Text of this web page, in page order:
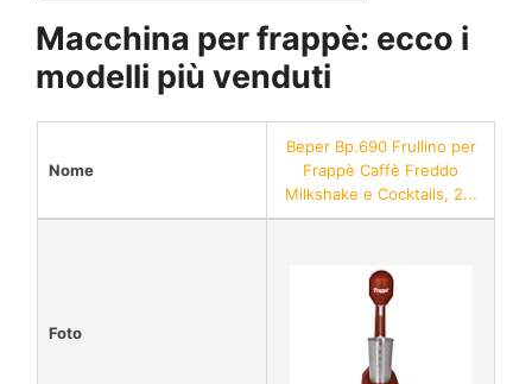
Macchina per frappè: ecco i
modelli più venduti
Nome
Beper Bp.690 Frullino per
Frappè Caffè Freddo
Milkshake e Cocktails, 2...
Foto